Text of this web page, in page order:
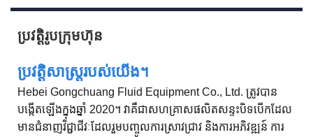
ប្រវត្តិរូបក្រុមហ៊ុន
ប្រវត្តិសាស្រ្តរបស់យើង។
Hebei Gongchuang Fluid Equipment Co., Ltd. ត្រូវបាន
បង្កើតឡើងក្នុងឆ្នាំ 2020។ វាគឺជាសហគ្រាសផលិតសន្ទះបិទបើកដែល
មានជំនាញវិជ្ជាជីវៈដែលរួមបញ្ចូលការស្រាវជ្រាវ និងការអភិវឌ្ឍន៍ ការ